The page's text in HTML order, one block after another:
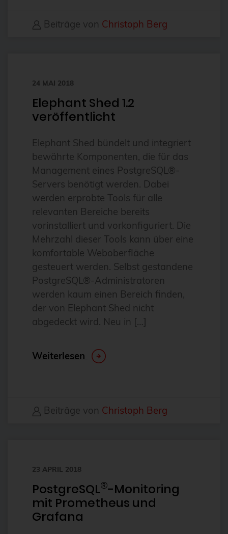
AWS
bitnami
BSP
Bug Squashing Party
Buildah
bullseye
busan
buster
cadence
Call for papers
Cassandra
CentOS
Ceph
Cloud-Optimierung
Cloud-Speicherlösungen
CloudNative
Beiträge von Christoph Berg
24 MAI 2018
Elephant Shed 1.2
veröffentlicht
Elephant Shed bündelt und integriert
bewährte Komponenten, die für das
Management eines PostgreSQL®-
Servers benötigt werden. Dabei
werden erprobte Tools für alle
relevanten Bereiche bereits
vorinstalliert und vorkonfiguriert. Die
Mehrzahl dieser Tools kann über eine
komfortable Weboberfläche
gesteuert werden. Selbst gestandene
PostgreSQL®-Administratoren
werden kaum einen Bereich finden,
der von Elephant Shed nicht
abgedeckt wird. Neu in […]
Weiterlesen
Beiträge von Christoph Berg
23 APRIL 2018
PostgreSQL®-Monitoring
mit Prometheus und
Grafana